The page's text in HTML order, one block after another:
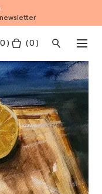
0 ) ( 0 )